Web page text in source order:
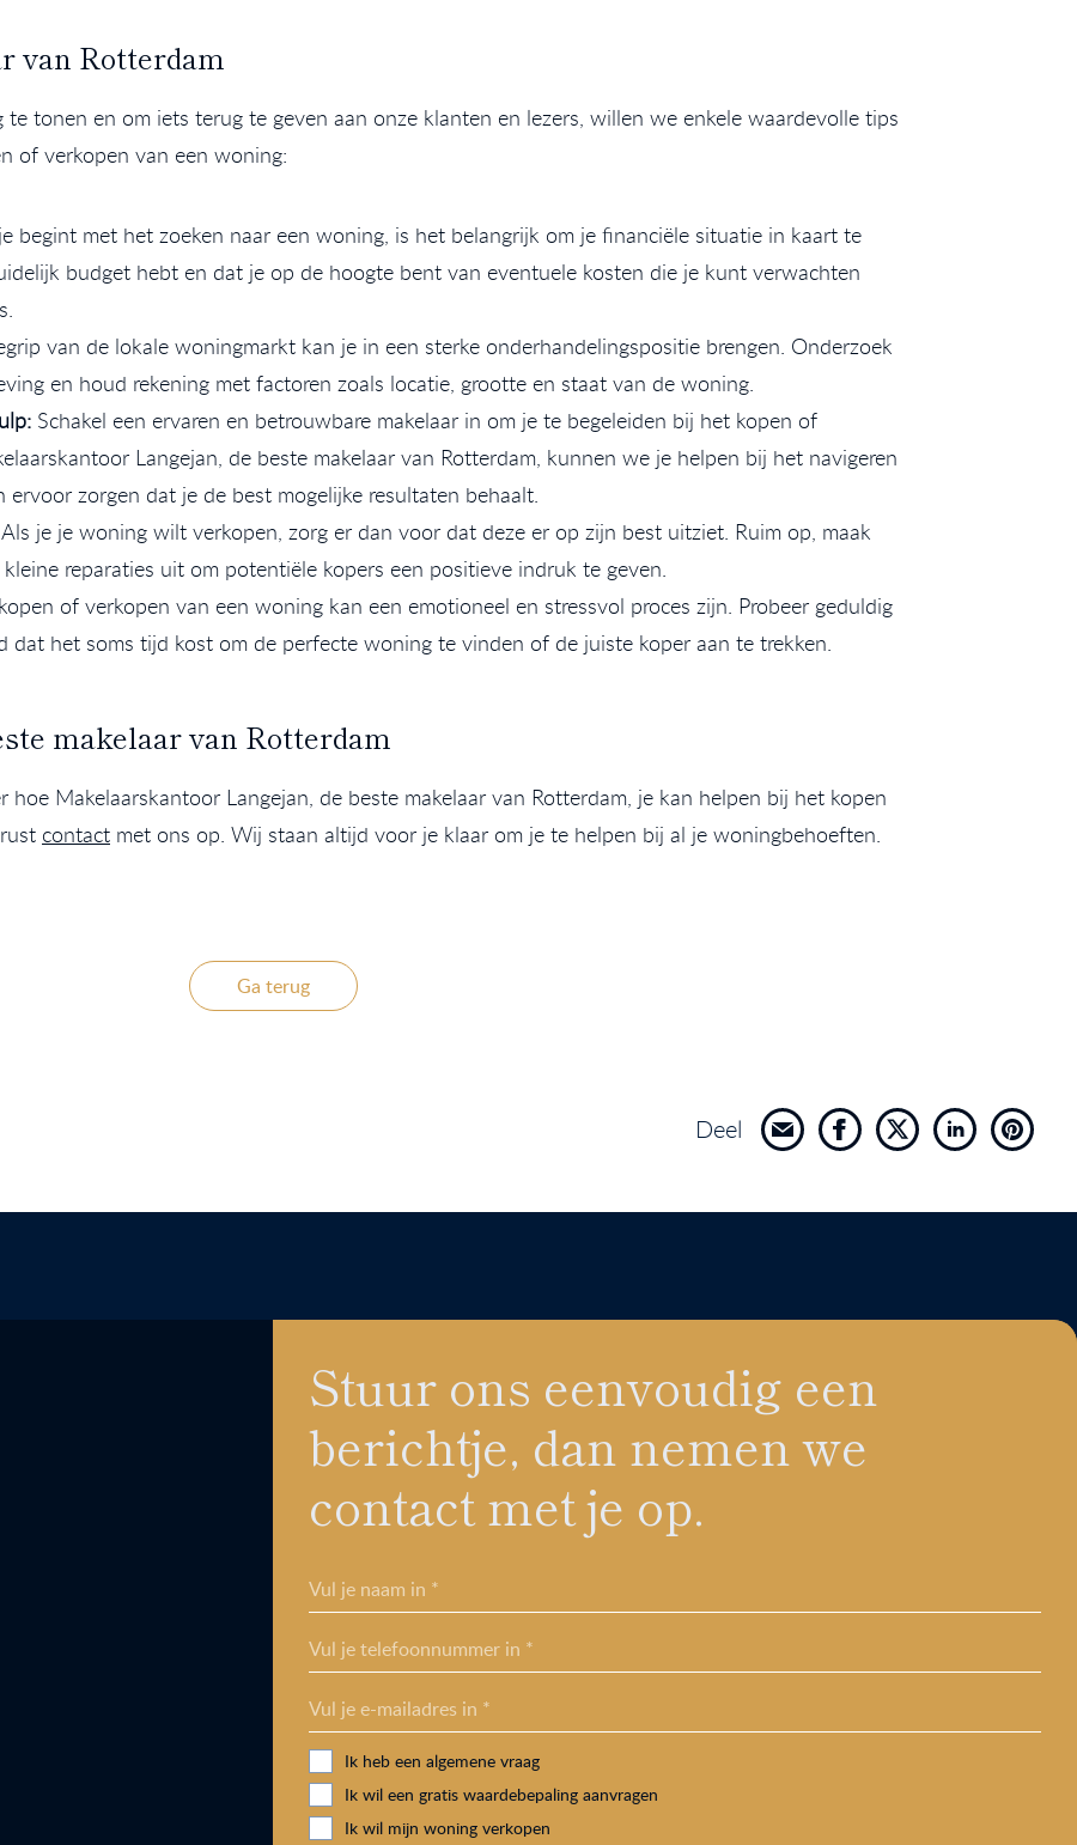
van Rotterdam
tonen en om iets terug te geven aan onze klanten en lezers, willen we enkele waardevolle tips
of verkopen van een woning:
begint met het zoeken naar een woning, is het belangrijk om je financiële situatie in kaart te
budget hebt en dat je op de hoogte bent van eventuele kosten die je kunt verwachten
van de lokale woningmarkt kan je in een sterke onderhandelingspositie brengen. Onderzoek
en houd rekening met factoren zoals locatie, grootte en staat van de woning.
Schakel een ervaren en betrouwbare makelaar in om je te begeleiden bij het kopen of
Langejan, de beste makelaar van Rotterdam, kunnen we je helpen bij het navigeren
zorgen dat je de best mogelijke resultaten behaalt.
Als je je woning wilt verkopen, zorg er dan voor dat deze er op zijn best uitziet. Ruim op, maak
reparaties uit om potentiële kopers een positieve indruk te geven.
of verkopen van een woning kan een emotioneel en stressvol proces zijn. Probeer geduldig
dat het soms tijd kost om de perfecte woning te vinden of de juiste koper aan te trekken.
makelaar van Rotterdam
Makelaarskantoor Langejan, de beste makelaar van Rotterdam, je kan helpen bij het kopen
contact met ons op. Wij staan altijd voor je klaar om je te helpen bij al je woningbehoeften.
Ga terug
Deel
Stuur ons eenvoudig een
berichtje, dan nemen we
contact met je op.
Vul je naam in *
Vul je telefoonnummer in *
Vul je e-mailadres in *
Ik heb een algemene vraag
Ik wil een gratis waardebepaling aanvragen
Ik wil mijn woning verkopen